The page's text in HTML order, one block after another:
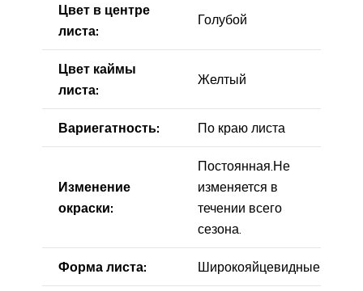
Цвет в центре
листа:
Голубой
Цвет каймы
листа:
Желтый
Вариегатность: По краю листа
Изменение
окраски:
Постоянная.Не
изменяется в
течении всего
сезона.
Форма листа: Широкояйцевидные